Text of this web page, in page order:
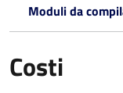
Moduli da
Costi